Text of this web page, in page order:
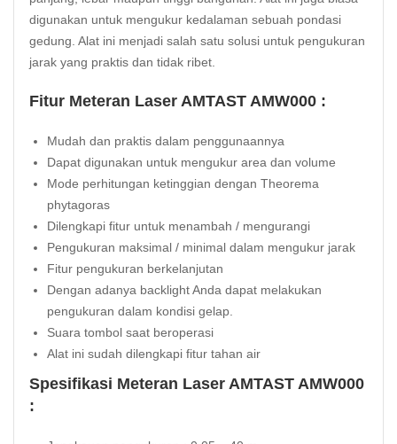
digunakan untuk mengukur kedalaman sebuah pondasi
gedung. Alat ini menjadi salah satu solusi untuk pengukuran
jarak yang praktis dan tidak ribet.
Fitur Meteran Laser AMTAST AMW000 :
Mudah dan praktis dalam penggunaannya
Dapat digunakan untuk mengukur area dan volume
Mode perhitungan ketinggian dengan Theorema
phytagoras
Dilengkapi fitur untuk menambah / mengurangi
Pengukuran maksimal / minimal dalam mengukur jarak
Fitur pengukuran berkelanjutan
Dengan adanya backlight Anda dapat melakukan
pengukuran dalam kondisi gelap.
Suara tombol saat beroperasi
Alat ini sudah dilengkapi fitur tahan air
Spesifikasi Meteran Laser AMTAST AMW000
: